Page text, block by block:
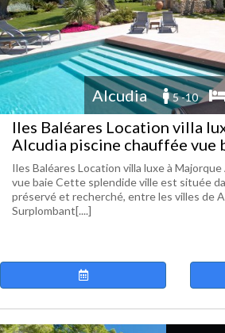
Alcudia 5 -10
Iles Baléares Location villa
Alcudia piscine chauffée vue
Iles Baléares Location villa luxe à
vue baie Cette splendide ville est située
préservé et recherché, entre les villes de
Surplombant[....]